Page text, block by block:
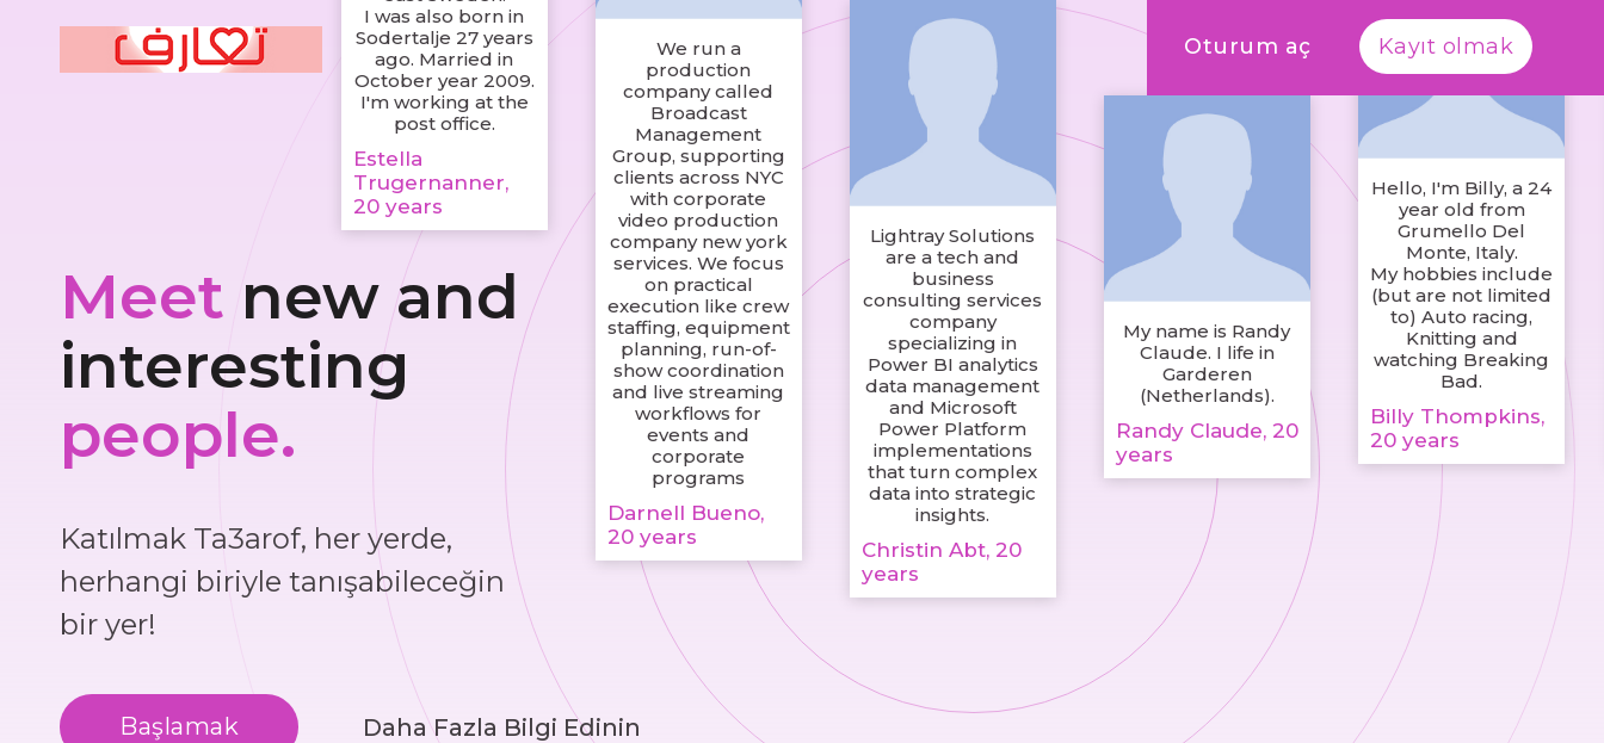
Oturum aç Kayıt olmak
I was also born in
Sodertalje 27 years
ago. Married in
October year 2009.
I'm working at the
post office.
Estella
Trugernanner,
20 years
We run a
production
company called
Broadcast
Management
Group, supporting
clients across NYC
with corporate
video production
company new york
services. We focus
on practical
execution like crew
staffing, equipment
planning, run-of-
show coordination
and live streaming
workflows for
events and
corporate
programs
Darnell Bueno,
20 years
Lightray Solutions
are a tech and
business
consulting services
company
specializing in
Power BI analytics
data management
and Microsoft
Power Platform
implementations
that turn complex
data into strategic
insights.
Christin Abt, 20
years
My name is Randy
Claude. I life in
Garderen
(Netherlands).
Randy Claude, 20
years
Hello, I'm Billy, a 24
year old from
Grumello Del
Monte, Italy.
My hobbies include
(but are not limited
to) Auto racing,
Knitting and
watching Breaking
Bad.
Billy Thompkins,
20 years
Meet new and
interesting
people.
Katılmak Ta3arof, her yerde,
herhangi biriyle tanışabileceğin
bir yer!
Başlamak Daha Fazla Bilgi Edinin